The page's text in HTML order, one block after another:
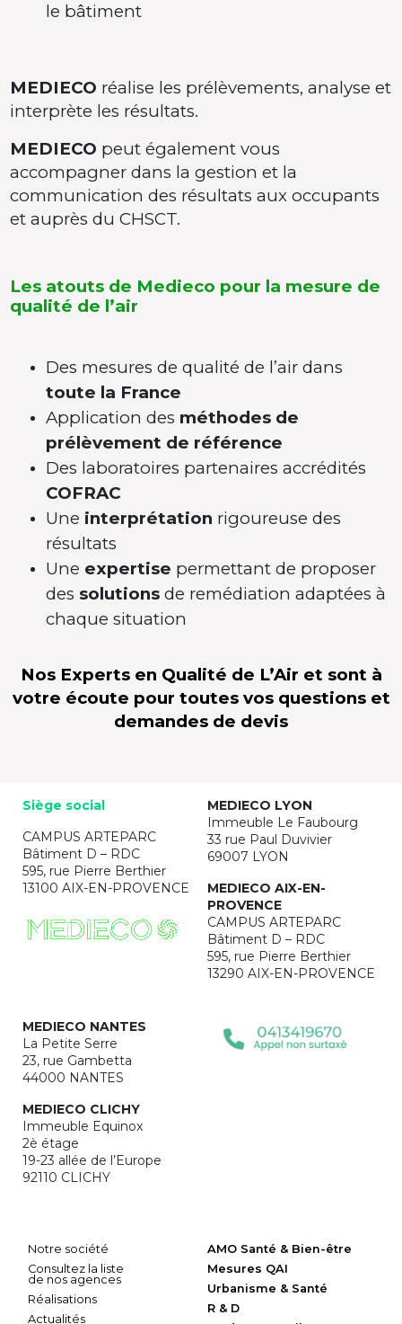
le bâtiment
MEDIECO réalise les prélèvements, analyse et
interprète les résultats.
MEDIECO peut également vous
accompagner dans la gestion et la
communication des résultats aux occupants
et auprès du CHSCT.
Les atouts de Medieco pour la mesure de
qualité de l’air
Des mesures de qualité de l’air dans
toute la France
Application des méthodes de
prélèvement de référence
Des laboratoires partenaires accrédités
COFRAC
Une interprétation rigoureuse des
résultats
Une expertise permettant de proposer
des solutions de remédiation adaptées à
chaque situation
Nos Experts en Qualité de L’Air et sont à
votre écoute pour toutes vos questions et
demandes de devis
Siège social
CAMPUS ARTEPARC
Bâtiment D – RDC
595, rue Pierre Berthier
13100 AIX-EN-PROVENCE
MEDIECO LYON
Immeuble Le Faubourg
33 rue Paul Duvivier
69007 LYON
MEDIECO AIX-EN-
PROVENCE
CAMPUS ARTEPARC
Bâtiment D – RDC
595, rue Pierre Berthier
13290 AIX-EN-PROVENCE
MEDIECO NANTES
La Petite Serre
23, rue Gambetta
44000 NANTES
MEDIECO CLICHY
Immeuble Equinox
2è étage
19-23 allée de l’Europe
92110 CLICHY
Notre société
Consultez la liste
de nos agences
Réalisations
Actualités
AMO Santé & Bien-être
Mesures QAI
Urbanisme & Santé
R & D